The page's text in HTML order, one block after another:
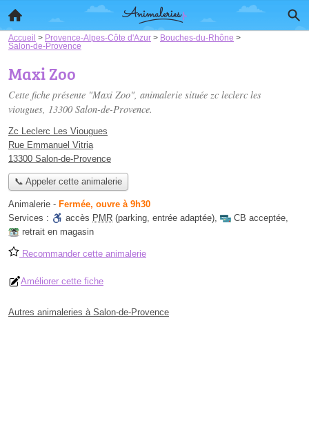
Accueil > Provence-Alpes-Côte d'Azur > Bouches-du-Rhône >
Salon-de-Provence
Maxi Zoo
Cette fiche présente "Maxi Zoo", animalerie située zc leclerc les
viougues, 13300 Salon-de-Provence.
Zc Leclerc Les Viougues
Rue Emmanuel Vitria
13300 Salon-de-Provence
📞 Appeler cette animalerie
Animalerie - Fermée, ouvre à 9h30
Services :
accès PMR (parking, entrée adaptée), CB acceptée,
retrait en magasin
Recommander cette animalerie
Améliorer cette fiche
Autres animaleries à Salon-de-Provence